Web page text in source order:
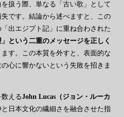
扱う際、単なる「古い歌」として
です。結論から述べますと、この
出エジプト記」に重ね合わされた
という二重のメッセージを正しく
ます。この本質を外すと、表面的な
心に響かないという失敗を招きま
えるJohn Lucas（ジョン・ルーカ
日本文化の繊細さを融合させた指